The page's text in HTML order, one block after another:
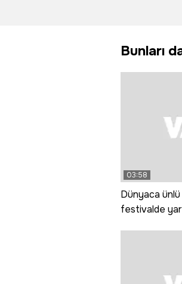
Bunları
03:58
Dünyaca ünlü
festivalde